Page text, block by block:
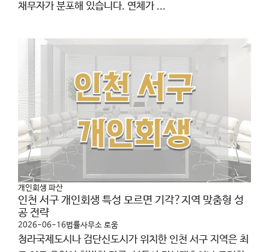
채무자가 분포해 있습니다. 연체가 ...
개인회생 파산
인천 서구 개인회생 특성 모르면 기각?지역 맞춤형 성
공 전략
2026-06-16법률사무소 로움
청라국제도시나 검단신도시가 위치한 인천 서구 지역은 최